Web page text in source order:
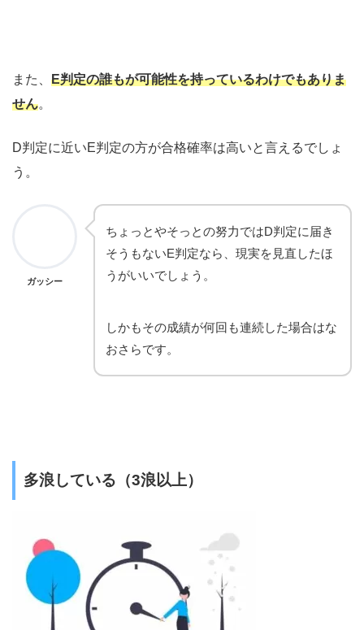
また、 E判定の誰もが可能性を持っているわけでもありま
せん。
D判定に近いE判定の方が合格確率は高いと言えるでしょ
う。
ガッシー
ちょっとやそっとの努力ではD判定に届き
そうもないE判定なら、現実を見直したほ
うがいいでしょう。
しかもその成績が何回も連続した場合はな
おさらです。
多浪している（3浪以上）